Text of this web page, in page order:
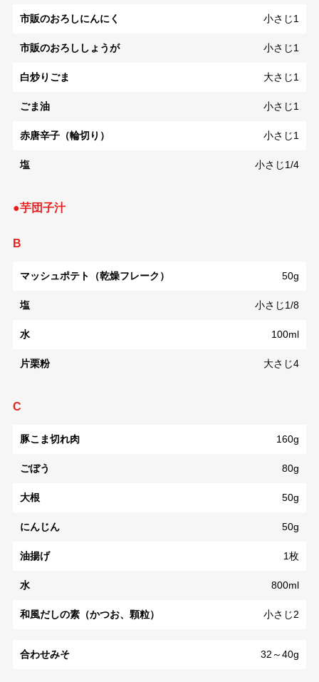
市販のおろしにんにく 小さじ1
市販のおろししょうが 小さじ1
白炒りごま 大さじ1
ごま油 小さじ1
赤唐辛子（輪切り） 小さじ1
塩 小さじ1/4
●芋団子汁
B
マッシュポテト（乾燥フレーク） 50g
塩 小さじ1/8
水 100ml
片栗粉 大さじ4
C
豚こま切れ肉 160g
ごぼう 80g
大根 50g
にんじん 50g
油揚げ 1枚
水 800ml
和風だしの素（かつお、顆粒） 小さじ2
合わせみそ 32～40g